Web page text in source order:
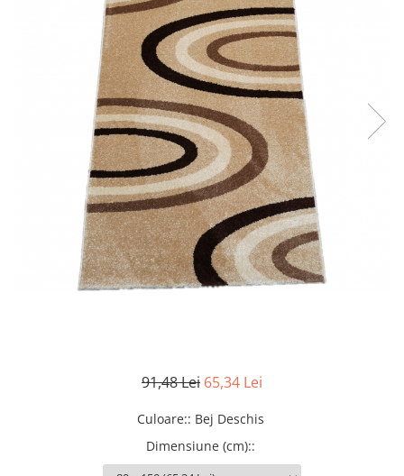
91,48 Lei 65,34 Lei
Culoare:: Bej Deschis
Dimensiune (cm)::